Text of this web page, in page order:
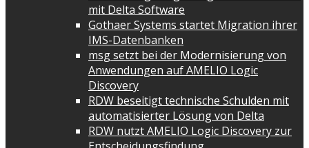
mit Delta Software
Gothaer Systems startet Migration ihrer
IMS-Datenbanken
msg setzt bei der Modernisierung von
Anwendungen auf AMELIO Logic
Discovery
RDW beseitigt technische Schulden mit
automatisierter Lösung von Delta
RDW nutzt AMELIO Logic Discovery zur